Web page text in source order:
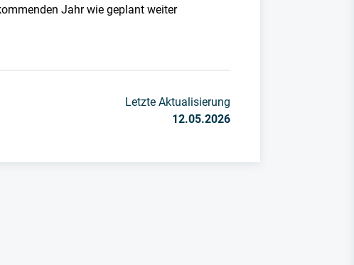
Jahr wie geplant weiter
Letzte Aktualisierung
12.05.2026